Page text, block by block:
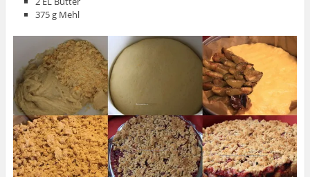
375 g Mehl